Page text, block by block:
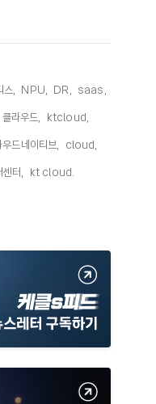
스, NPU, DR, saas,
클라우드, ktcloud,
우드네이티브, cloud,
터, kt cloud,